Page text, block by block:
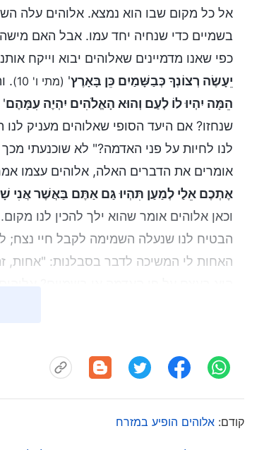
אל כל מקום שבו הוא נמצא. אלוהים עלה
בשמיים כדי שנחיה יחד עמו. אבל האם
כפי שאנו מדמיינים שאלוהים יבוא וייקח
יֵעָשֶׂה רְצוֹנְךָ כְּבַשָּׁמַיִם כֵּן בָּאָרֶץ' (מתי ו' 10) .
הֵמָּה יִהְיוּ לוֹ לְעַם וְהוּא הָאֱלֹהִים יִהְיֶה עִמָּהֶם'
שנחזו? אם היעד הסופי שאלוהים מעניק
לנו לחיות על פני האדמה?" לא שוכנעתי
אומרים את הדברים האלה, אלוהים עצמו
אֶתְכֶם אֵלַי לְמַעַן תִּהְיוּ גַּם אַתֶּם בַּאֲשֶׁר אֲנִי
וכאן אלוהים אומר שהוא ילך להכין לנו
הבטיח לנו שנעלה השמימה לקבל חיי נצח;
האחות לי המשיכה לדבר בסבלנות: "אחות,
אומרים שהמקום שהוא מכין לנו נמצא
אלוהים? האין זה סילוף דברו של אלוהים?
אֱלֹהִ֜ים אֶת־הָֽאָדָ֗ם עָפָר֙ מִן־הָ֣אֲדָמָ֔ה וַיִּפַּ֥חקודם: אלוהים הופיע במזרח